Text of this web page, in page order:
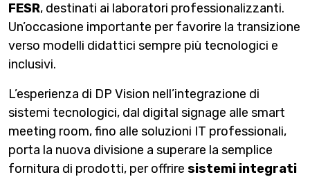
FESR, destinati ai laboratori professionalizzanti.
Un’occasione importante per favorire la transizione
verso modelli didattici sempre più tecnologici e
inclusivi.
L’esperienza di DP Vision nell’integrazione di
sistemi tecnologici, dal digital signage alle smart
meeting room, fino alle soluzioni IT professionali,
porta la nuova divisione a superare la semplice
fornitura di prodotti, per offrire sistemi integrati